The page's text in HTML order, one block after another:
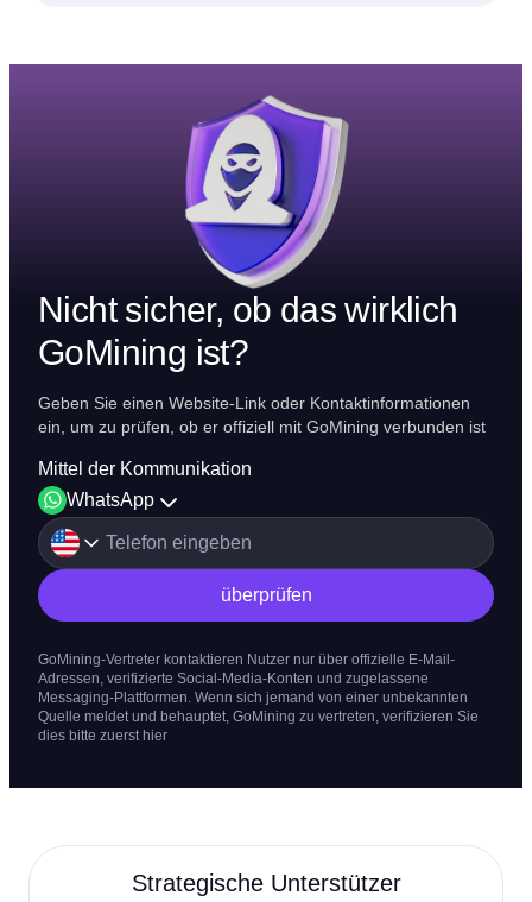
Nicht sicher, ob das wirklich
GoMining ist?
Geben Sie einen Website-Link oder Kontaktinformationen
ein, um zu prüfen, ob er offiziell mit GoMining verbunden ist
Mittel der Kommunikation
WhatsApp
überprüfen
GoMining-Vertreter kontaktieren Nutzer nur über offizielle E-Mail-
Adressen, verifizierte Social-Media-Konten und zugelassene
Messaging-Plattformen. Wenn sich jemand von einer unbekannten
Quelle meldet und behauptet, GoMining zu vertreten, verifizieren Sie
dies bitte zuerst hier
Strategische Unterstützer